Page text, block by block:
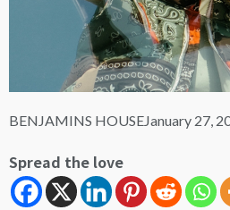
LOGIN
BENJAMINS HOUSEJanuary 27,
Spread the love